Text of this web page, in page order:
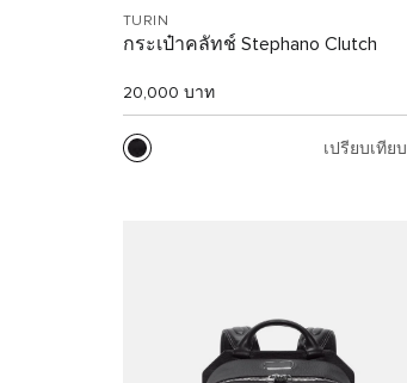
TURIN
กระเป๋าคลัทช์ Stephano Clutch
20,000 บาท
เปรียบเทียบ